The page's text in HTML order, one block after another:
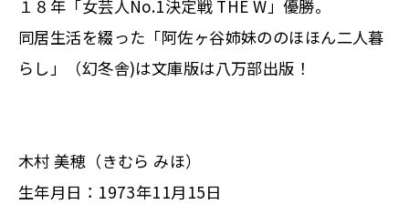
１８年「女芸人No.1決定戦 THE W」優勝。
同居生活を綴った「阿佐ヶ谷姉妹ののほほん二人暮
らし」（幻冬舎)は文庫版は八万部出版！
木村 美穂（きむら みほ）
生年月日：1973年11月15日